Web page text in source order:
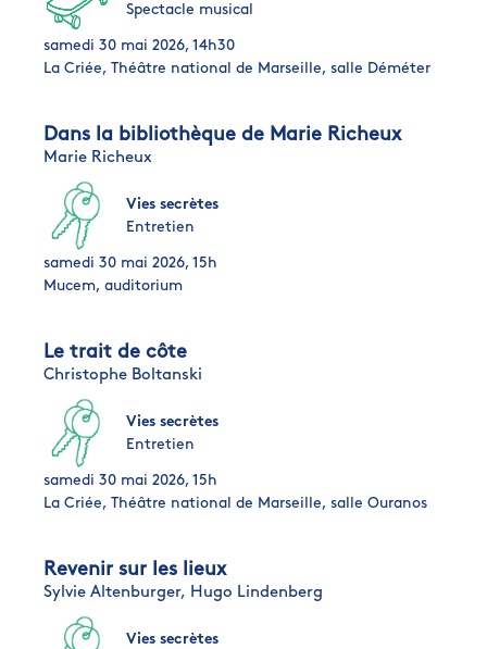
Spectacle musical
samedi 30 mai 2026, 14h30
La Criée, Théâtre national de Marseille, salle Déméter
Dans la bibliothèque de Marie Richeux
Marie Richeux
Vies secrètes
Entretien
samedi 30 mai 2026, 15h
Mucem, auditorium
Le trait de côte
Christophe Boltanski
Vies secrètes
Entretien
samedi 30 mai 2026, 15h
La Criée, Théâtre national de Marseille, salle Ouranos
Revenir sur les lieux
Sylvie Altenburger, Hugo Lindenberg
Vies secrètes